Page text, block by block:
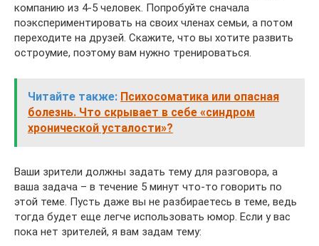
компанию из 4-5 человек. Попробуйте сначала
поэкспериментировать на своих членах семьи, а потом
переходите на друзей. Скажите, что вы хотите развить
остроумие, поэтому вам нужно тренироваться.
Читайте также: Психосоматика или опасная
болезнь. Что скрывает в себе «синдром
хронической усталости»?
Ваши зрители должны задать тему для разговора, а
ваша задача – в течение 5 минут что-то говорить по
этой теме. Пусть даже вы не разбираетесь в теме, ведь
тогда будет еще легче использовать юмор. Если у вас
пока нет зрителей, я вам задам тему: